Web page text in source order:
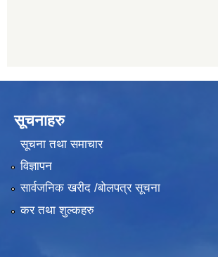
सूचनाहरु
सूचना तथा समाचार
विज्ञापन
सार्वजनिक खरीद /बोलपत्र सूचना
कर तथा शुल्कहरु